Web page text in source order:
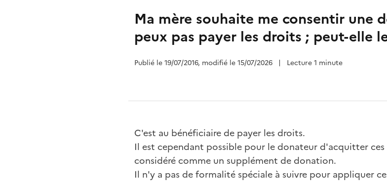
Ma mère souhaite me consentir une
peux pas payer les droits ; peut-elle
Publié le 19/07/2016, modifié le 15/07/2026 | Lecture 1 minute
C'est au bénéficiaire de payer les droits.
Il est cependant possible pour le donateur d'acquitter ces
considéré comme un supplément de donation.
Il n'y a pas de formalité spéciale à suivre pour appliquer